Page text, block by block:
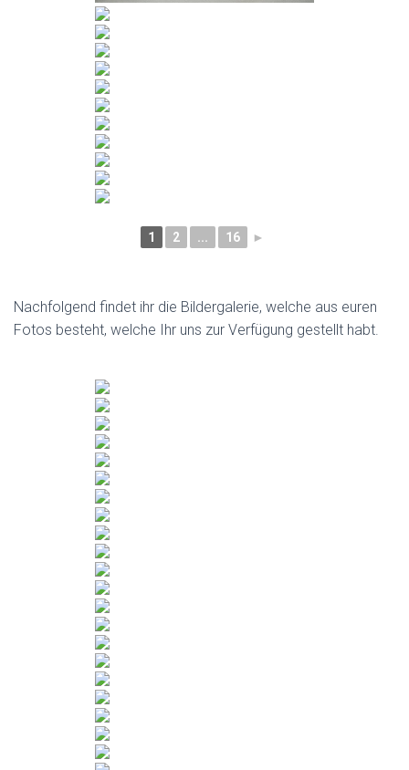
1 2 ... 16 ►
Nachfolgend findet ihr die Bildergalerie, welche aus euren
Fotos besteht, welche Ihr uns zur Verfügung gestellt habt.